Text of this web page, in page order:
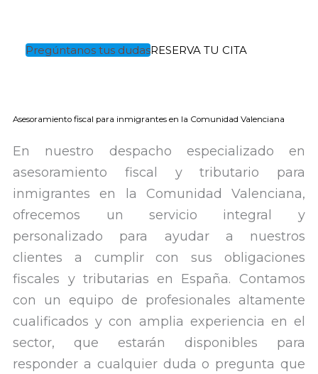
Pregúntanos tus dudasRESERVA TU CITA
Asesoramiento fiscal para inmigrantes en la Comunidad Valenciana
En nuestro despacho especializado en
asesoramiento fiscal y tributario para
inmigrantes en la Comunidad Valenciana,
ofrecemos un servicio integral y
personalizado para ayudar a nuestros
clientes a cumplir con sus obligaciones
fiscales y tributarias en España. Contamos
con un equipo de profesionales altamente
cualificados y con amplia experiencia en el
sector, que estarán disponibles para
responder a cualquier duda o pregunta que